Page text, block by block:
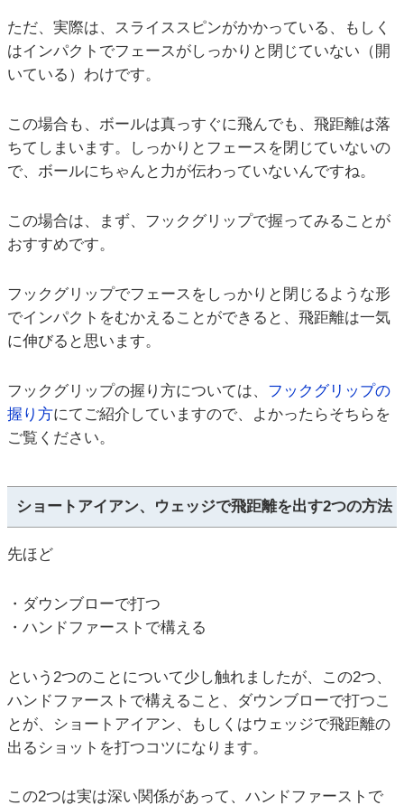
ただ、実際は、スライススピンがかかっている、もしく
はインパクトでフェースがしっかりと閉じていない（開
いている）わけです。
この場合も、ボールは真っすぐに飛んでも、飛距離は落
ちてしまいます。しっかりとフェースを閉じていないの
で、ボールにちゃんと力が伝わっていないんですね。
この場合は、まず、フックグリップで握ってみることが
おすすめです。
フックグリップでフェースをしっかりと閉じるような形
でインパクトをむかえることができると、飛距離は一気
に伸びると思います。
フックグリップの握り方については、 フックグリップの
握り方にてご紹介していますので、よかったらそちらを
ご覧ください。
ショートアイアン、ウェッジで飛距離を出す2つの方法
先ほど
・ダウンブローで打つ
・ハンドファーストで構える
という2つのことについて少し触れましたが、この2つ、
ハンドファーストで構えること、ダウンブローで打つこ
とが、ショートアイアン、もしくはウェッジで飛距離の
出るショットを打つコツになります。
この2つは実は深い関係があって、ハンドファーストで